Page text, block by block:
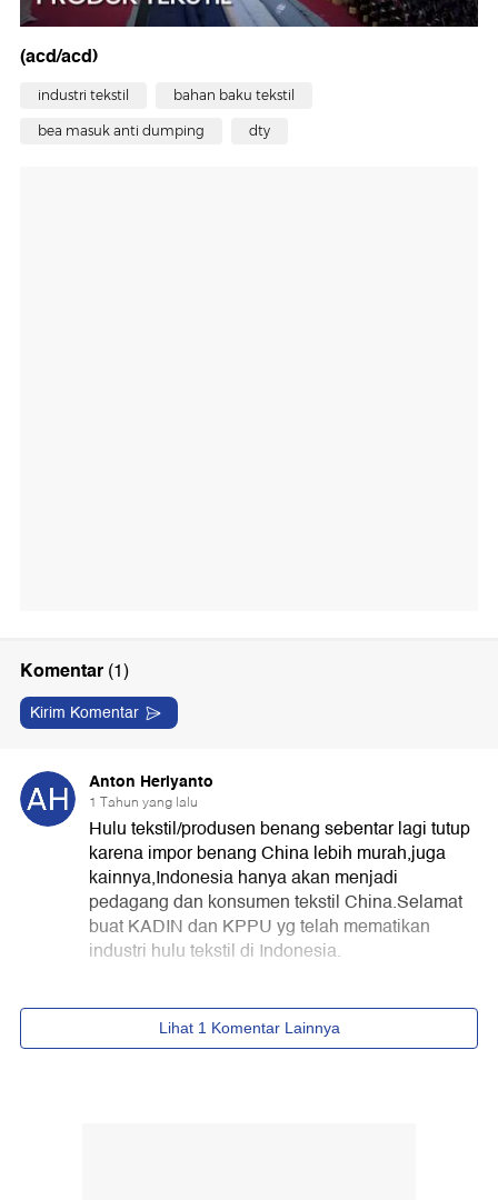
(acd/acd)
industri tekstil bahan baku tekstil
bea masuk anti dumping dty